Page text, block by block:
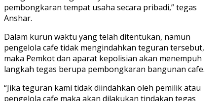
pembongkaran tempat usaha secara pribadi,” tegas
Anshar.
Dalam kurun waktu yang telah ditentukan, namun
pengelola cafe tidak mengindahkan teguran tersebut,
maka Pemkot dan aparat kepolisian akan menempuh
langkah tegas berupa pembongkaran bangunan cafe.
“Jika teguran kami tidak diindahkan oleh pemilik atau
pengelola cafe maka akan dilakukan tindakan tegas